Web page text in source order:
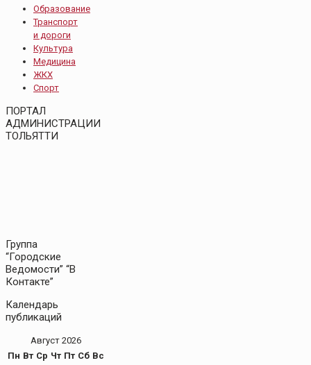
Образование
Транспорт
и дороги
Культура
Медицина
ЖКХ
Спорт
ПОРТАЛ
АДМИНИСТРАЦИИ
ТОЛЬЯТТИ
Группа
“Городские
Ведомости” “В
Контакте”
Календарь
публикаций
Август 2026
Пн Вт Ср Чт Пт Сб Вс